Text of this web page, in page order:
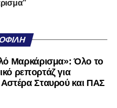
ότι είναι
Google Newsγια να
νέα στην Ελλάδα και τον
το lamiara.gr στο
Μαρκάρισμα»: Όλο το
ρεπορτάζ για
Σταυρού και ΠΑΣ